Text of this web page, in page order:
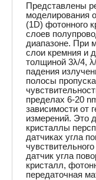
Представлены
моделирования
(1D) фотонного
слоев
диапазоне. При
слои кремния и
толщиной 3λ/4,
падения
полосы
пределах 6-20
зависимости от
измерений. Это
кристаллы
датчиках угла
датчик угла
кристалл,
передаточная